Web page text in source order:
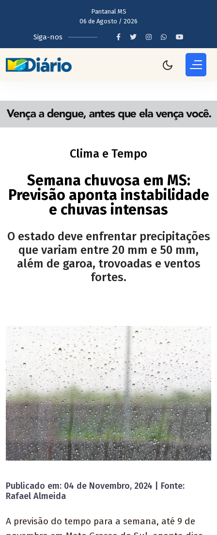
Pantanal MS
06 de Agosto / 2026
Siga-nos
Clima e Tempo
Semana chuvosa em MS:
Previsão aponta instabilidade
e chuvas intensas
O estado deve enfrentar precipitações
que variam entre 20 mm e 50 mm,
além de garoa, trovoadas e ventos
fortes.
Publicado em: 04 de Novembro, 2024 | Fonte:
Rafael Almeida
A previsão do tempo para a semana, até 9 de